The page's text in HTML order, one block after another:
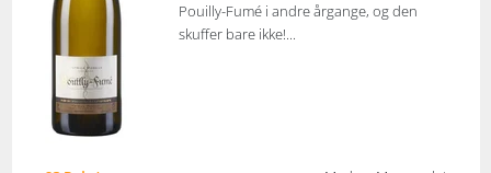
Pouilly-Fumé i andre årgange, og den
skuffer bare ikke!...